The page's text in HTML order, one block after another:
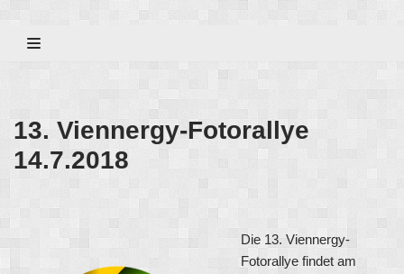
Zum
13. Viennergy-Fotorallye
14.7.2018
Die 13. Viennergy-
Fotorallye findet am